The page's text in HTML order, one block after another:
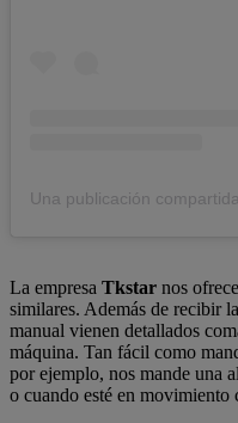
La empresa Tkstar nos
similares. Además de recibir
manual vienen detallados
máquina. Tan fácil como
por ejemplo, nos mande una
o cuando esté en movimiento